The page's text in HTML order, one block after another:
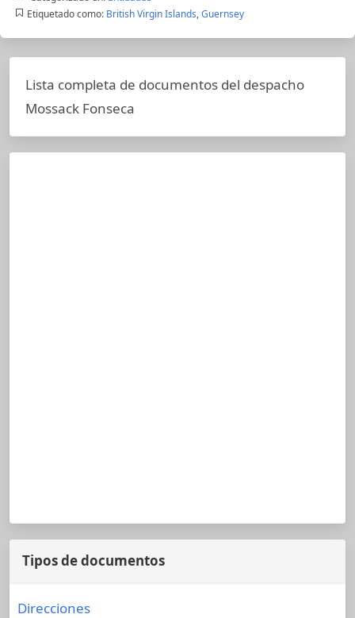
Etiquetado como: British Virgin Islands,Guernsey
Lista completa de documentos del despacho
Mossack Fonseca
Tipos de documentos
Direcciones